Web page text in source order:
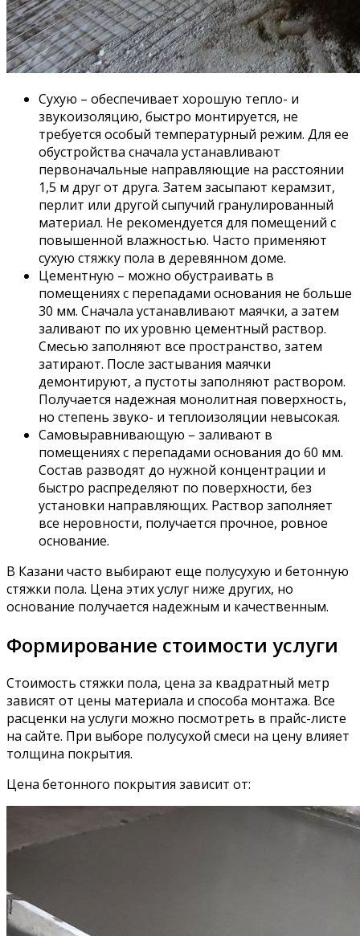
Сухую – обеспечивает хорошую тепло- и
звукоизоляцию, быстро монтируется, не
требуется особый температурный режим. Для ее
обустройства сначала устанавливают
первоначальные направляющие на расстоянии
1,5 м друг от друга. Затем засыпают керамзит,
перлит или другой сыпучий гранулированный
материал. Не рекомендуется для помещений с
повышенной влажностью. Часто применяют
сухую стяжку пола в деревянном доме.
Цементную – можно обустраивать в
помещениях с перепадами основания не больше
30 мм. Сначала устанавливают маячки, а затем
заливают по их уровню цементный раствор.
Смесью заполняют все пространство, затем
затирают. После застывания маячки
демонтируют, а пустоты заполняют раствором.
Получается надежная монолитная поверхность,
но степень звуко- и теплоизоляции невысокая.
Самовыравнивающую – заливают в
помещениях с перепадами основания до 60 мм.
Состав разводят до нужной концентрации и
быстро распределяют по поверхности, без
установки направляющих. Раствор заполняет
все неровности, получается прочное, ровное
основание.
В Казани часто выбирают еще полусухую и бетонную
стяжки пола. Цена этих услуг ниже других, но
основание получается надежным и качественным.
Формирование стоимости услуги
Стоимость стяжки пола, цена за квадратный метр
зависят от цены материала и способа монтажа. Все
расценки на услуги можно посмотреть в прайс-листе
на сайте. При выборе полусухой смеси на цену влияет
толщина покрытия.
Цена бетонного покрытия зависит от: